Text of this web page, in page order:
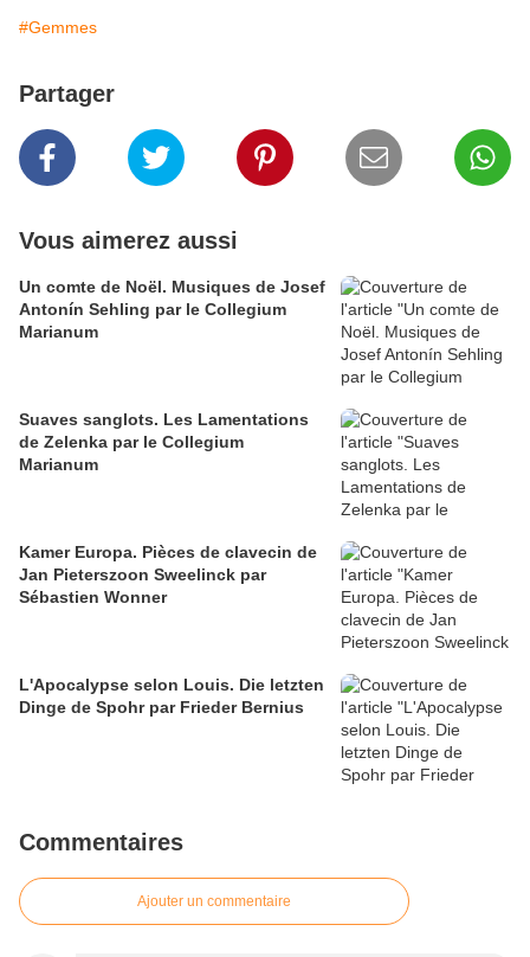
#Gemmes
Partager
Vous aimerez aussi
Un comte de Noël. Musiques de Josef
Antonín Sehling par le Collegium
Marianum
Suaves sanglots. Les Lamentations
de Zelenka par le Collegium
Marianum
Kamer Europa. Pièces de clavecin de
Jan Pieterszoon Sweelinck par
Sébastien Wonner
L'Apocalypse selon Louis. Die letzten
Dinge de Spohr par Frieder Bernius
Commentaires
Ajouter un commentaire